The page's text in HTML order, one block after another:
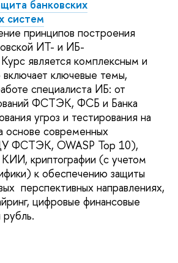
банковских
систем
принципов построения
ИТ- и ИБ-
является комплексным и
ключевые темы,
специалиста ИБ: от
ФСТЭК, ФСБ и Банка
угроз и тестирования на
основе современных
ФСТЭК, OWASP Top 10),
криптографии (с учетом
к обеспечению защиты
перспективных направлениях,
цифровые финансовые